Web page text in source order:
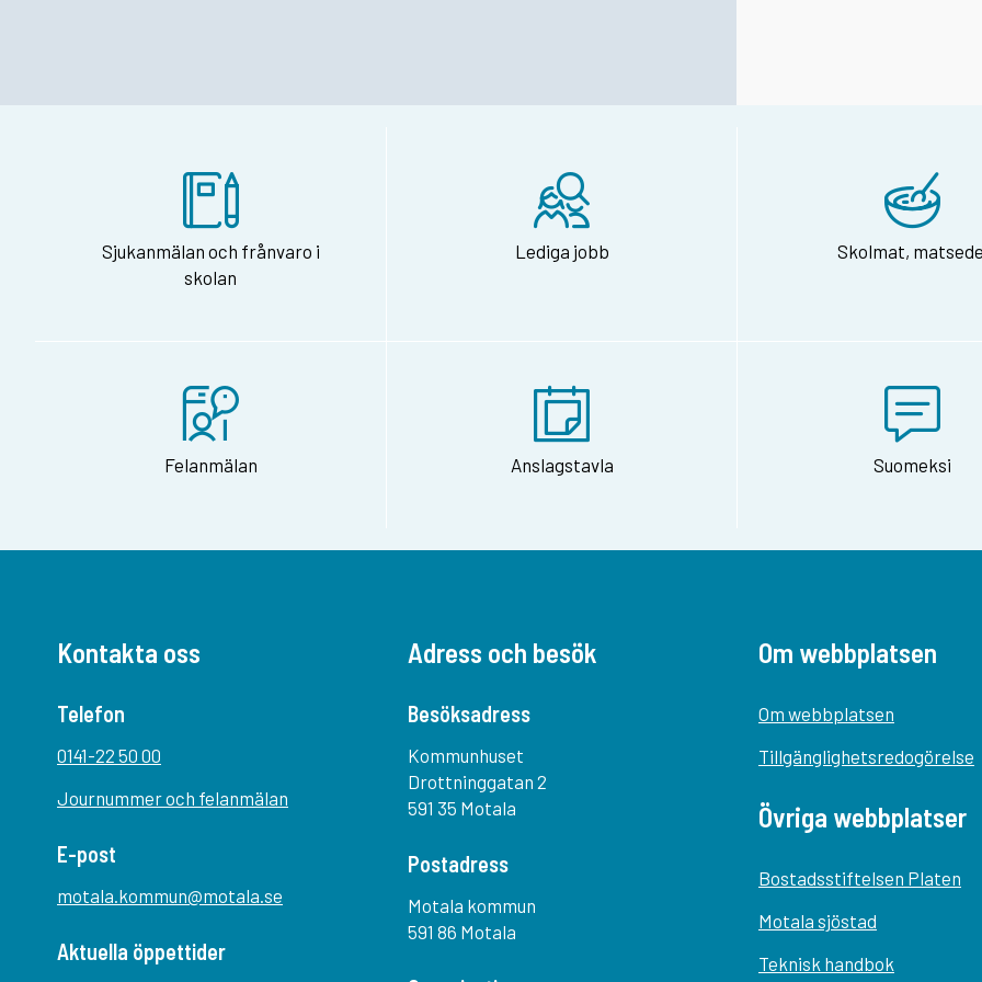
Sjukanmälan och frånvaro i
skolan
Lediga jobb Skolmat,
Felanmälan Anslagstavla Suomeksi
Kontakta oss
Telefon
0141-22 50 00
Journummer och felanmälan
E-post
motala.kommun@motala.se
Aktuella öppettider
Adress och besök
Besöksadress
Kommunhuset
Drottninggatan 2
591 35 Motala
Postadress
Motala kommun
591 86 Motala
Om webbplatsen
Om webbplatsen
Tillgänglighetsredogörelse
Övriga webbplatser
Bostadsstiftelsen Platen
Motala sjöstad
Teknisk handbok